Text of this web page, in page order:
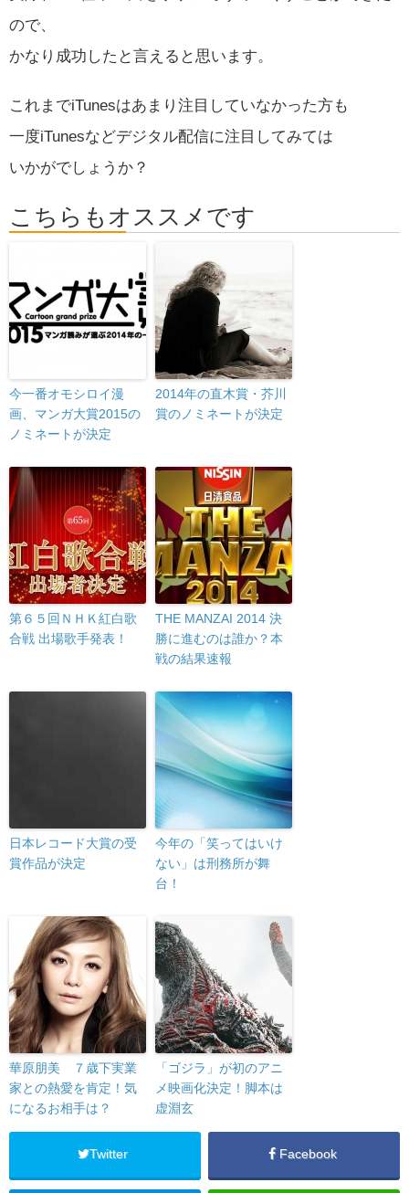
ので、
かなり成功したと言えると思います。
これまでiTunesはあまり注目していなかった方も
一度iTunesなどデジタル配信に注目してみては
いかがでしょうか？
こちらもオススメです
今一番オモシロイ漫
画、マンガ大賞2015の
ノミネートが決定
2014年の直木賞・芥川
賞のノミネートが決定
第６５回ＮＨＫ紅白歌
合戦 出場歌手発表！
THE MANZAI 2014 決
勝に進むのは誰か？本
戦の結果速報
日本レコード大賞の受
賞作品が決定
今年の「笑ってはいけ
ない」は刑務所が舞
台！
華原朋美 ７歳下実業
家との熱愛を肯定！気
になるお相手は？
「ゴジラ」が初のアニ
メ映画化決定！脚本は
虚淵玄
Twitter Facebook